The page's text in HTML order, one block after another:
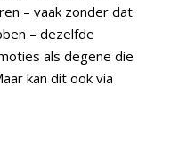
– vaak zonder dat
– dezelfde
als degene die
kan dit ook via